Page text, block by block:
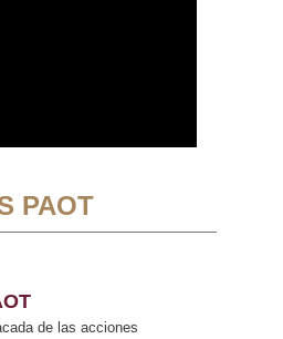
PAOT
de las acciones